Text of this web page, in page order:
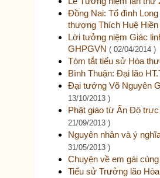
Đồng Nai: Tổ đình
thượng Thích Huệ Hiền
Lời tưởng niệm Giác
GHPGVN ( 02/04/2014 )
Tóm tắt tiểu sử Hòa
Bình Thuận: Đại lão
Đại tướng Võ Nguyên
13/10/2013 )
Phật giáo từ Ấn Độ
21/09/2013 )
Nguyên nhân và ý
31/05/2013 )
Chuyện về em gái
Tiểu sử Trưởng lão